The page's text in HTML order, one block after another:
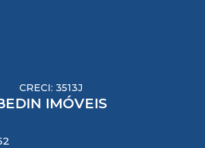
CRECI: 3513J
IMÓVEIS